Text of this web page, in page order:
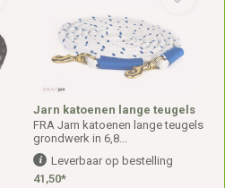
Jarn katoenen lange teugels
FRA Jarn katoenen lange teugels
grondwerk in 6,8...
Leverbaar op bestelling
41,50*